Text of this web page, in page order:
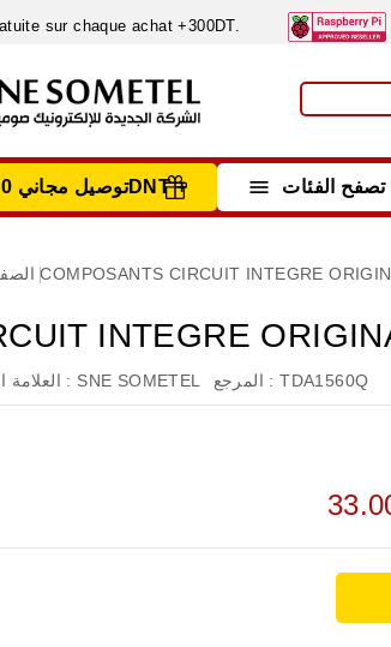
sur chaque achat +300DT.
 تصفح الفئات توصيل مجاني 300DNT +
COMPOSANTS CIRCUIT INTEGRE
INTEGRE
العلامة التجارية : SNE SOMETEL المرجع : TDA1560Q